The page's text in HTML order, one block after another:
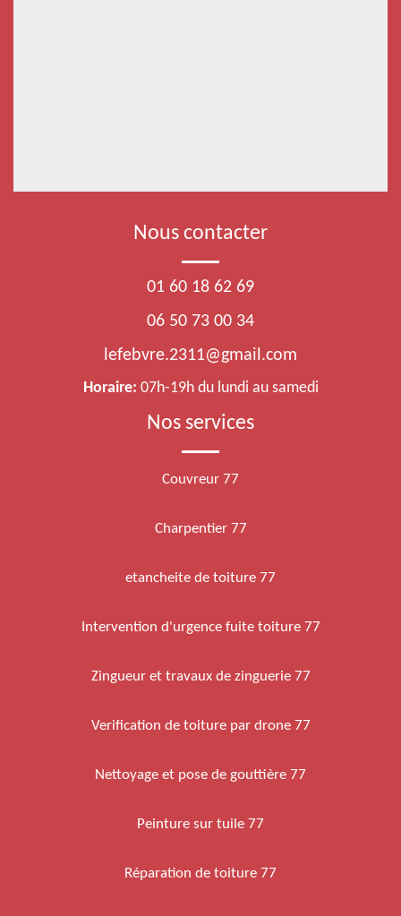
Nous contacter
01 60 18 62 69
06 50 73 00 34
lefebvre.2311@gmail.com
Horaire: 07h-19h du lundi au samedi
Nos services
Couvreur 77
Charpentier 77
etancheite de toiture 77
Intervention d'urgence fuite toiture 77
Zingueur et travaux de zinguerie 77
Verification de toiture par drone 77
Nettoyage et pose de gouttière 77
Peinture sur tuile 77
Réparation de toiture 77